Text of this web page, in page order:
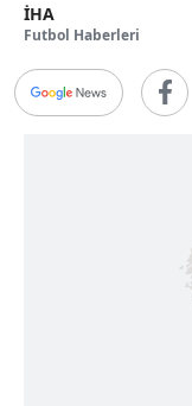
İHA
Futbol Haberleri